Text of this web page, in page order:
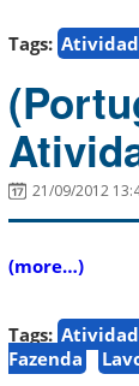
Tags:
21/09/2012
(more…)
Tags:
Fazenda